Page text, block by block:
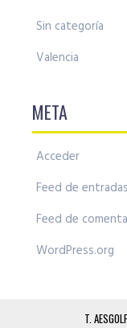
Sin categoría
Valencia
META
Acceder
Feed de entradas
Feed de
WordPress.org
T.